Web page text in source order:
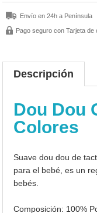
Envío en 24h a Península
Pago seguro con Tarjeta de
Descripción
Dou Dou
Colores
Suave dou dou de
para el bebé, es un
bebés.
Composición: 100%